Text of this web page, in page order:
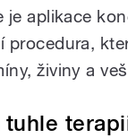
je aplikace
procedura,
živiny a
tuhle